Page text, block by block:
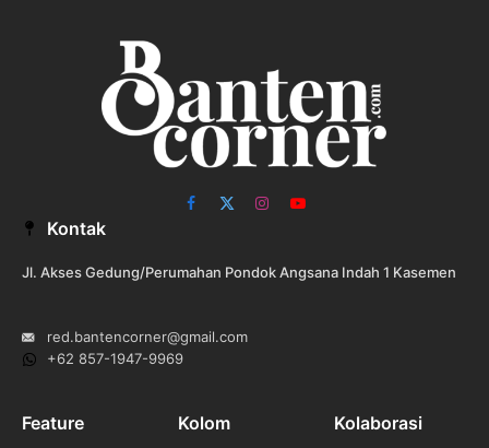
Facebook
X
InstagramYouTube
Kontak
Jl. Akses Gedung/Perumahan Pondok Angsana Indah 1 Kasemen
red.bantencorner@gmail.com
+62 857-1947-9969
Feature Kolom Kolaborasi